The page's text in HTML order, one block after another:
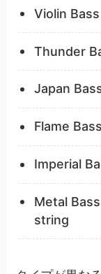
Violin
Thunder
Japan
Flame
Imperial
Metal
string